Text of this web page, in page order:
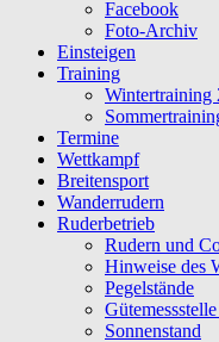
Facebook
Foto-Archiv
Einsteigen
Training
Wintertraining
Termine
Wettkampf
Breitensport
Wanderrudern
Ruderbetrieb
Rudern und
Hinweise des
Pegelstände
Sonnenstand